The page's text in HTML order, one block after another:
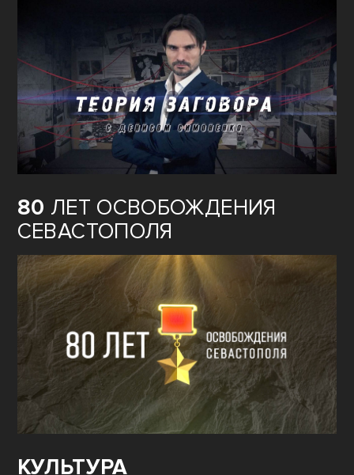
80 ЛЕТ ОСВОБОЖДЕНИЯ
СЕВАСТОПОЛЯ
КУЛЬТУРА